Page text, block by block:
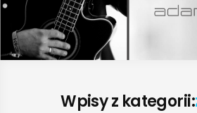
Wpisy z kategorii: